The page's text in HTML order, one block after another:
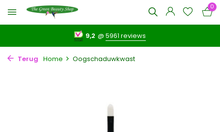
0
9,2 @5961 reviews
Terug Home Oogschaduwkwast